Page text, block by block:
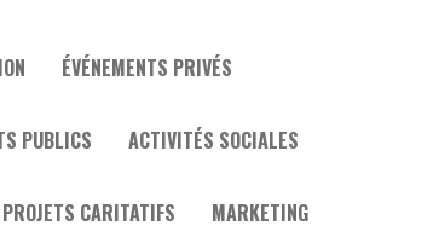
ÉVÉNEMENTS PRIVÉS
PUBLICS ACTIVITÉS SOCIALES
PROJETS CARITATIFS MARKETING